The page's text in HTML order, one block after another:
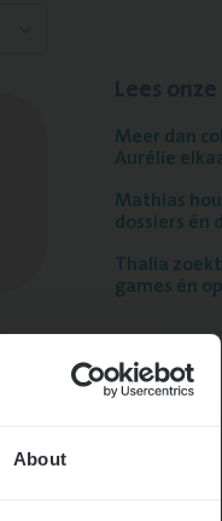
About
Meer dan
Aurélie
Mathias
dossiers én
Thalia
games én